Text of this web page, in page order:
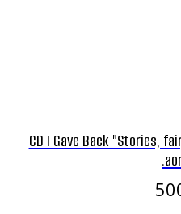
CD I Gave Back "Stories,